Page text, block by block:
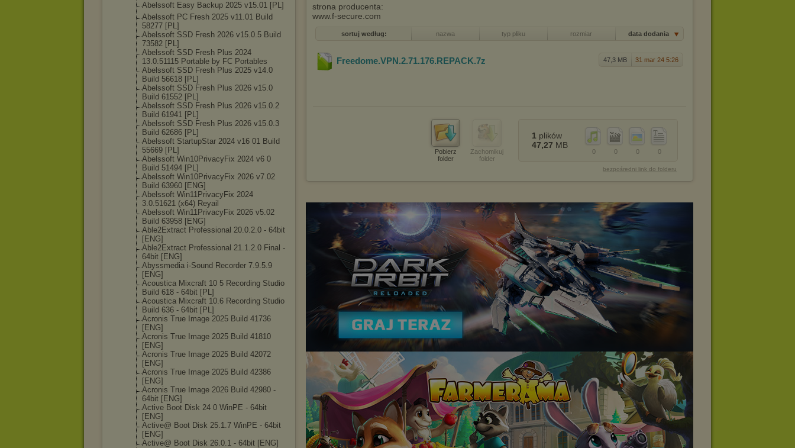
Abelssoft Easy Backup 2025 v15.01 [PL]
Abelssoft PC Fresh 2025 v11.01 Build
58277 [PL]
Abelssoft SSD Fresh 2026 v15.0.5 Build
73582 [PL]
Abelssoft SSD Fresh Plus 2024
13.0.51115 Portable by FC Portables
Abelssoft SSD Fresh Plus 2025 v14.0
Build 56618 [PL]
Abelssoft SSD Fresh Plus 2026 v15.0
Build 61552 [PL]
Abelssoft SSD Fresh Plus 2026 v15.0.2
Build 61941 [PL]
Abelssoft SSD Fresh Plus 2026 v15.0.3
Build 62686 [PL]
Abelssoft StartupStar 2024 v16 01 Build
55669 [PL]
Abelssoft Win10PrivacyFix 2024 v6 0
Build 51494 [PL]
Abelssoft Win10PrivacyFix 2026 v7.02
Build 63960 [ENG]
Abelssoft Win11PrivacyFix 2024
3.0.51621 (x64) Reyail
Abelssoft Win11PrivacyFix 2026 v5.02
Build 63958 [ENG]
Able2Extract Professional 20.0.2.0 - 64bit
[ENG]
Able2Extract Professional 21.1.2.0 Final -
64bit [ENG]
Abyssmedia i-Sound Recorder 7.9.5.9
[ENG]
Acoustica Mixcraft 10 5 Recording Studio
Build 618 - 64bit [PL]
Acoustica Mixcraft 10.6 Recording Studio
Build 636 - 64bit [PL]
Acronis True Image 2025 Build 41736
[ENG]
Acronis True Image 2025 Build 41810
[ENG]
Acronis True Image 2025 Build 42072
[ENG]
Acronis True Image 2025 Build 42386
[ENG]
Acronis True Image 2026 Build 42980 -
64bit [ENG]
Active Boot Disk 24 0 WinPE - 64bit
[ENG]
Active@ Boot Disk 25.1.7 WinPE - 64bit
[ENG]
Active@ Boot Disk 26.0.1 - 64bit [ENG]
strona producenta:
www.f-secure.com
sortuj według: nazwa typ pliku rozmiar data dodania
47,3 MB 31 mar 24 5:26
Freedome.VPN.2.71.176.REPACK.7z
Pobierz
folder
Zachomikuj
folder
0
0
0
0
1 plików
47,27 MB
bezpośredni link do folderu